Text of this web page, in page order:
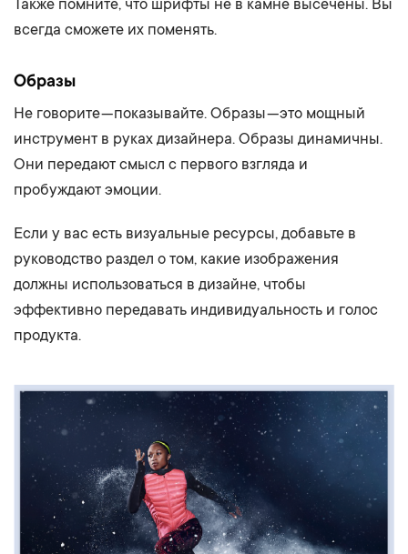
Также помните, что шрифты не в камне высечены. Вы
всегда сможете их поменять.
Образы
Не говорите — показывайте. Образы — это мощный
инструмент в руках дизайнера. Образы динамичны.
Они передают смысл с первого взгляда и
пробуждают эмоции.
Если у вас есть визуальные ресурсы, добавьте в
руководство раздел о том, какие изображения
должны использоваться в дизайне, чтобы
эффективно передавать индивидуальность и голос
продукта.